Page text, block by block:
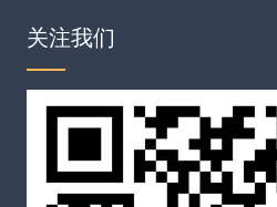
关注我们